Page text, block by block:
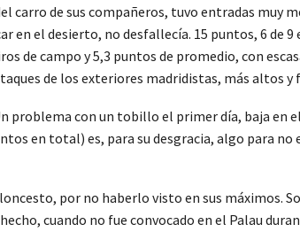
de sus compañeros, tuvo entradas muy
en el desierto, no desfallecía. 15 puntos, 6 de
de campo y 5,3 puntos de promedio, con
de los exteriores madridistas, más altos y
problema con un tobillo el primer día, baja en
en total) es, para su desgracia, algo para
por no haberlo visto en sus máximos.
cuando no fue convocado en el Palau